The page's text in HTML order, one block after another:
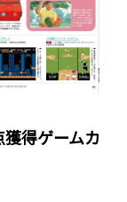
得ゲームカ